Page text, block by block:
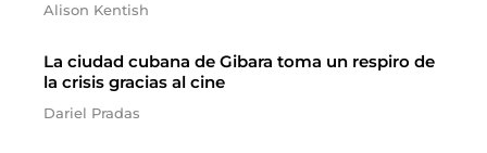
Alison Kentish
La ciudad cubana de Gibara toma un respiro de
la crisis gracias al cine
Dariel Pradas